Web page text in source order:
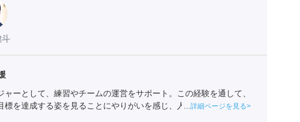
斗
ーとして、練習やチームの運営をサポート。この経験を通して、
標を達成する姿を見ることにやりがいを感じ、人材業界を目指す。
詳細ページを見る